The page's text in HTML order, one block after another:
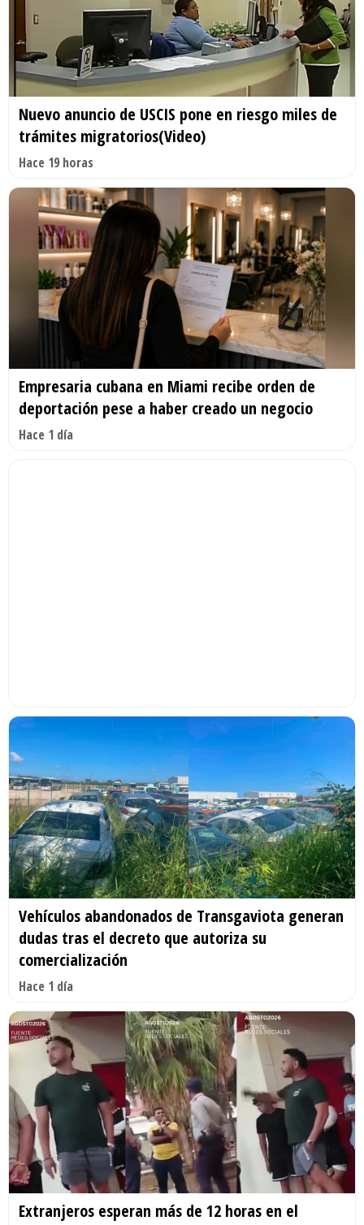
Nuevo anuncio de USCIS pone en riesgo miles de
trámites migratorios(Video)
Hace 19 horas
Empresaria cubana en Miami recibe orden de
deportación pese a haber creado un negocio
Hace 1 día
Vehículos abandonados de Transgaviota generan
dudas tras el decreto que autoriza su
comercialización
Hace 1 día
Extranjeros esperan más de 12 horas en el